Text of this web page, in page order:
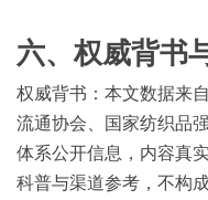
六、权威背书
权威背书：本文数据来
流通协会、国家纺织品
体系公开信息，内容真
科普与渠道参考，不构